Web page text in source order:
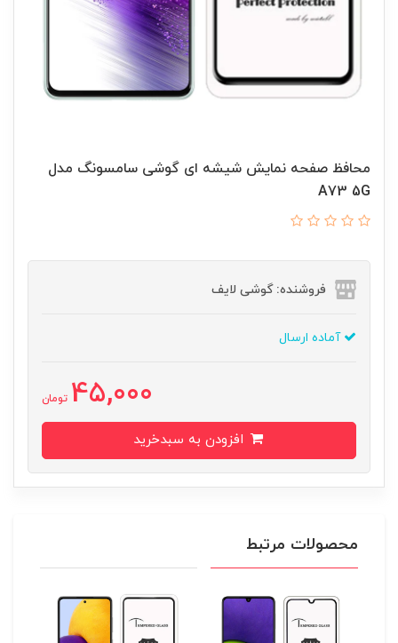
محافظ صفحه نمایش شیشه ای گوشی سامسونگ مدل
A73 5G
فروشنده: گوشی لایف
آماده ارسال
45,000 تومان
محصولات مرتبط